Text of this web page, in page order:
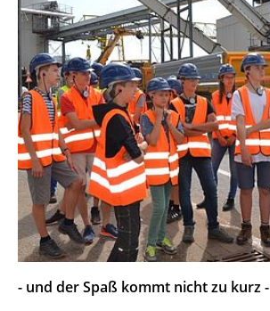
- und der Spaß kommt nicht zu kurz -